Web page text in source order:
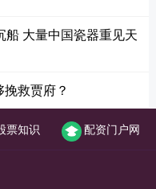
大量中国瓷器重见天
救贾府？
票知识 配资门户网